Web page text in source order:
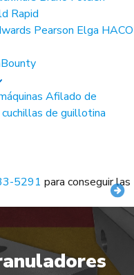
Rapid
Pearson Elga HACO
Afilado de
de guillotina
5291 para conseguir las